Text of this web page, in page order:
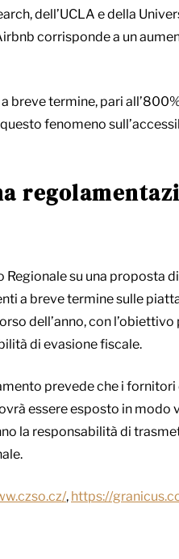
dell’UCLA e della
corrisponde a un
termine, pari
fenomeno
su una proposta
a breve termine sulle
dell’anno, con
di evasione fiscale.
prevede che i
essere esposto in modo
la responsabilità di
, https://